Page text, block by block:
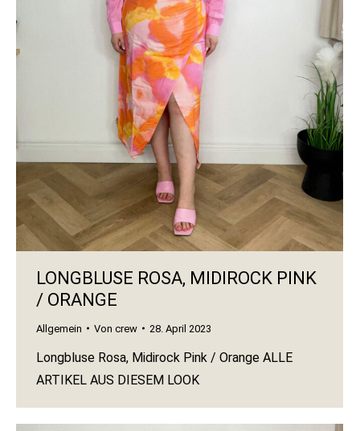
LONGBLUSE ROSA, MIDIROCK PINK
/ ORANGE
Allgemein Von crew 28. April 2023
Longbluse Rosa, Midirock Pink / Orange ALLE
ARTIKEL AUS DIESEM LOOK